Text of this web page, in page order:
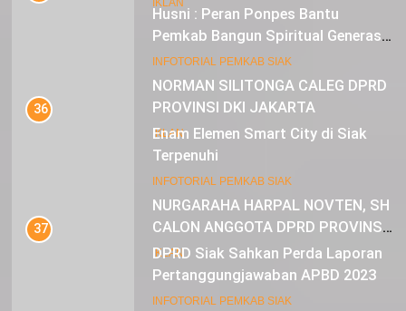
NORMAN SILITONGA CALEG DPRD
PROVINSI DKI JAKARTA
IKLAN
NURGARAHA HARPAL NOVTEN, SH
CALON ANGGOTA DPRD PROVINSI
DKI JAKARTA
IKLAN
Husni : Peran Ponpes Bantu
Pemkab Bangun Spiritual Generasi
Muda
INFOTORIAL PEMKAB SIAK
36
Enam Elemen Smart City di Siak
Terpenuhi
INFOTORIAL PEMKAB SIAK
37
DPRD Siak Sahkan Perda Laporan
Pertanggungjawaban APBD 2023
INFOTORIAL PEMKAB SIAK